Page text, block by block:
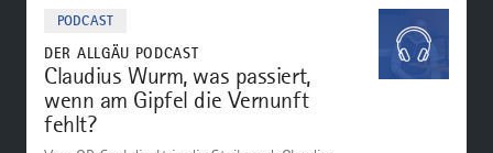
PODCAST
DER ALLGÄU PODCAST
Claudius Wurm, was passiert,
wenn am Gipfel die Vernunft
fehlt?